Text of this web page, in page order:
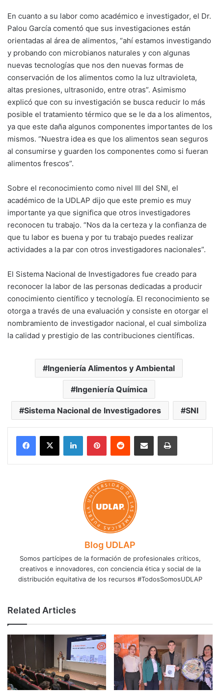
En cuanto a su labor como académico e investigador, el Dr.
Palou García comentó que sus investigaciones están
orientadas al área de alimentos, “ahí estamos investigando
y probando con microbianos naturales y con algunas
nuevas tecnologías que nos den nuevas formas de
conservación de los alimentos como la luz ultravioleta,
altas presiones, ultrasonido, entre otras”. Asimismo
explicó que con su investigación se busca reducir lo más
posible el tratamiento térmico que se le da a los alimentos,
ya que este daña algunos componentes importantes de los
mismos. “Nuestra idea es que los alimentos sean seguros
al consumirse y guarden los componentes como si fueran
alimentos frescos”.
Sobre el reconocimiento como nivel III del SNI, el
académico de la UDLAP dijo que este premio es muy
importante ya que significa que otros investigadores
reconocen tu trabajo. “Nos da la certeza y la confianza de
que tu labor es buena y por tu trabajo puedes realizar
actividades a la par con otros investigadores nacionales”.
El Sistema Nacional de Investigadores fue creado para
reconocer la labor de las personas dedicadas a producir
conocimiento científico y tecnología. El reconocimiento se
otorga a través de una evaluación y consiste en otorgar el
nombramiento de investigador nacional, el cual simboliza
la calidad y prestigio de las contribuciones científicas.
Ingeniería Alimentos y Ambiental
Ingeniería Química
Sistema Nacional de Investigadores SNI
LinkedInPinterestReddit Share via Email Print
Blog UDLAP
Somos partícipes de la formación de profesionales críticos,
creativos e innovadores, con conciencia ética y social de la
distribución equitativa de los recursos #TodosSomosUDLAP
Related Articles